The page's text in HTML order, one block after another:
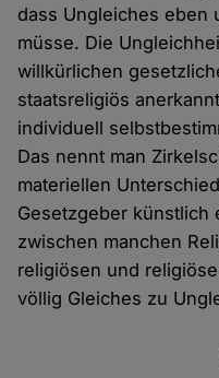
dass Ungleiches eben
müsse. Die
willkürlichen
staatsreligiös
individuell
Das nennt man
materiellen
Gesetzgeber künstlich
zwischen manchen
religiösen und
völlig Gleiches zu